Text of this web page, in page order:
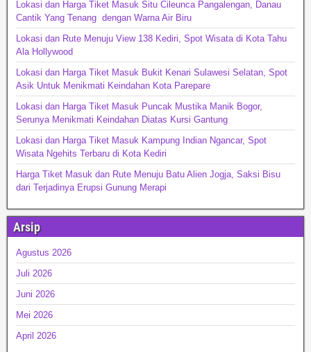
Lokasi dan Harga Tiket Masuk Situ Cileunca Pangalengan, Danau
Cantik Yang Tenang dengan Warna Air Biru
Lokasi dan Rute Menuju View 138 Kediri, Spot Wisata di Kota Tahu
Ala Hollywood
Lokasi dan Harga Tiket Masuk Bukit Kenari Sulawesi Selatan, Spot
Asik Untuk Menikmati Keindahan Kota Parepare
Lokasi dan Harga Tiket Masuk Puncak Mustika Manik Bogor,
Serunya Menikmati Keindahan Diatas Kursi Gantung
Lokasi dan Harga Tiket Masuk Kampung Indian Ngancar, Spot
Wisata Ngehits Terbaru di Kota Kediri
Harga Tiket Masuk dan Rute Menuju Batu Alien Jogja, Saksi Bisu
dari Terjadinya Erupsi Gunung Merapi
Arsip
Agustus 2026
Juli 2026
Juni 2026
Mei 2026
April 2026